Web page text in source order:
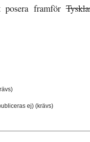
posera framför
ej) (krävs)